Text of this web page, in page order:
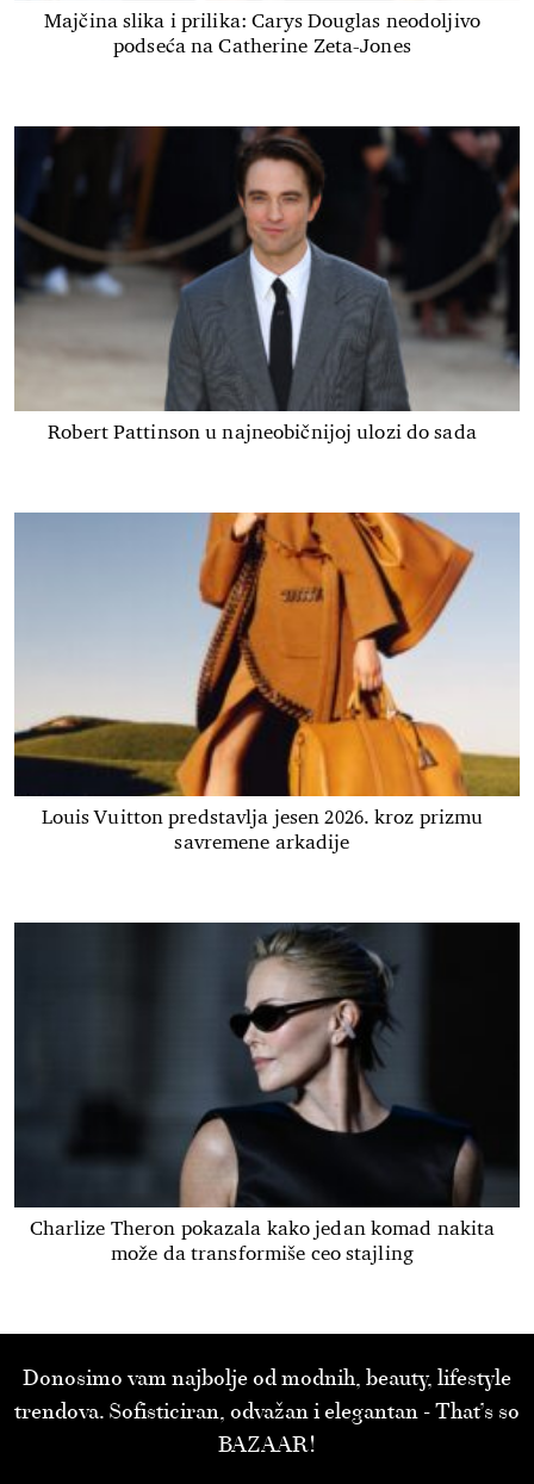
Majčina slika i prilika: Carys Douglas neodoljivo
podseća na Catherine Zeta-Jones
Robert Pattinson u najneobičnijoj ulozi do sada
Louis Vuitton predstavlja jesen 2026. kroz prizmu
savremene arkadije
Charlize Theron pokazala kako jedan komad nakita
može da transformiše ceo stajling
Donosimo vam najbolje od modnih, beauty, lifestyle
trendova. Sofisticiran, odvažan i elegantan - That’s so
BAZAAR!